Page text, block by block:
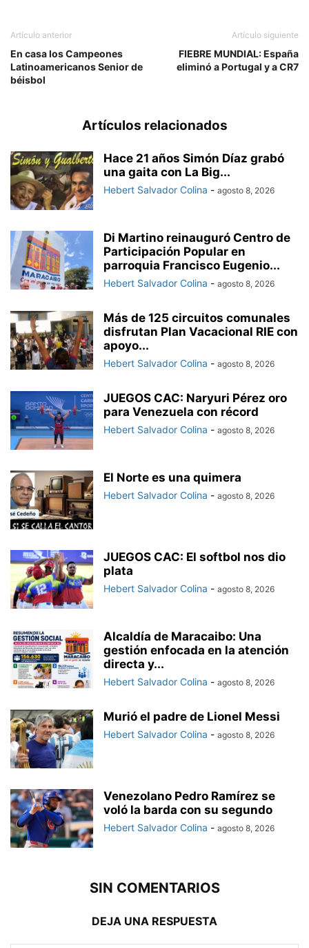
Artículo anterior
En casa los Campeones
Latinoamericanos Senior de
béisbol
Artículo siguiente
FIEBRE MUNDIAL: España
eliminó a Portugal y a CR7
Artículos relacionados
Hace 21 años Simón Díaz grabó
una gaita con La Big...
Hebert Salvador Colina - agosto 8, 2026
Di Martino reinauguró Centro de
Participación Popular en
parroquia Francisco Eugenio...
Hebert Salvador Colina - agosto 8, 2026
Más de 125 circuitos comunales
disfrutan Plan Vacacional RIE con
apoyo...
Hebert Salvador Colina - agosto 8, 2026
JUEGOS CAC: Naryuri Pérez oro
para Venezuela con récord
Hebert Salvador Colina - agosto 8, 2026
El Norte es una quimera
Hebert Salvador Colina - agosto 8, 2026
JUEGOS CAC: El softbol nos dio
plata
Hebert Salvador Colina - agosto 8, 2026
Alcaldía de Maracaibo: Una
gestión enfocada en la atención
directa y...
Hebert Salvador Colina - agosto 8, 2026
Murió el padre de Lionel Messi
Hebert Salvador Colina - agosto 8, 2026
Venezolano Pedro Ramírez se
voló la barda con su segundo
Hebert Salvador Colina - agosto 8, 2026
SIN COMENTARIOS
DEJA UNA RESPUESTA